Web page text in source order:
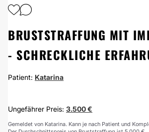
BRUSTSTRAFFUNG MIT
- SCHRECKLICHE
Patient: Katarina
Ungefährer Preis: 3.500 €
Gemeldet von Katarina. Kann je nach Patient und